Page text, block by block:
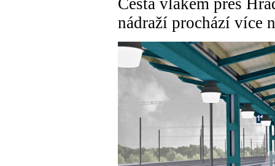
nádraží prochází více